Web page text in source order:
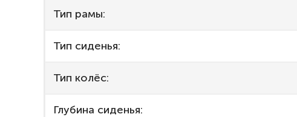
Тип рамы:
Тип сиденья:
Тип колёс:
Глубина сиденья: